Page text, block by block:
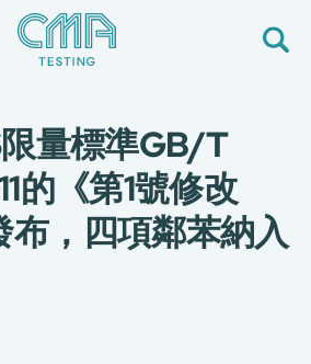
量標準GB/T
的《第1號修改
布，四項鄰苯納入